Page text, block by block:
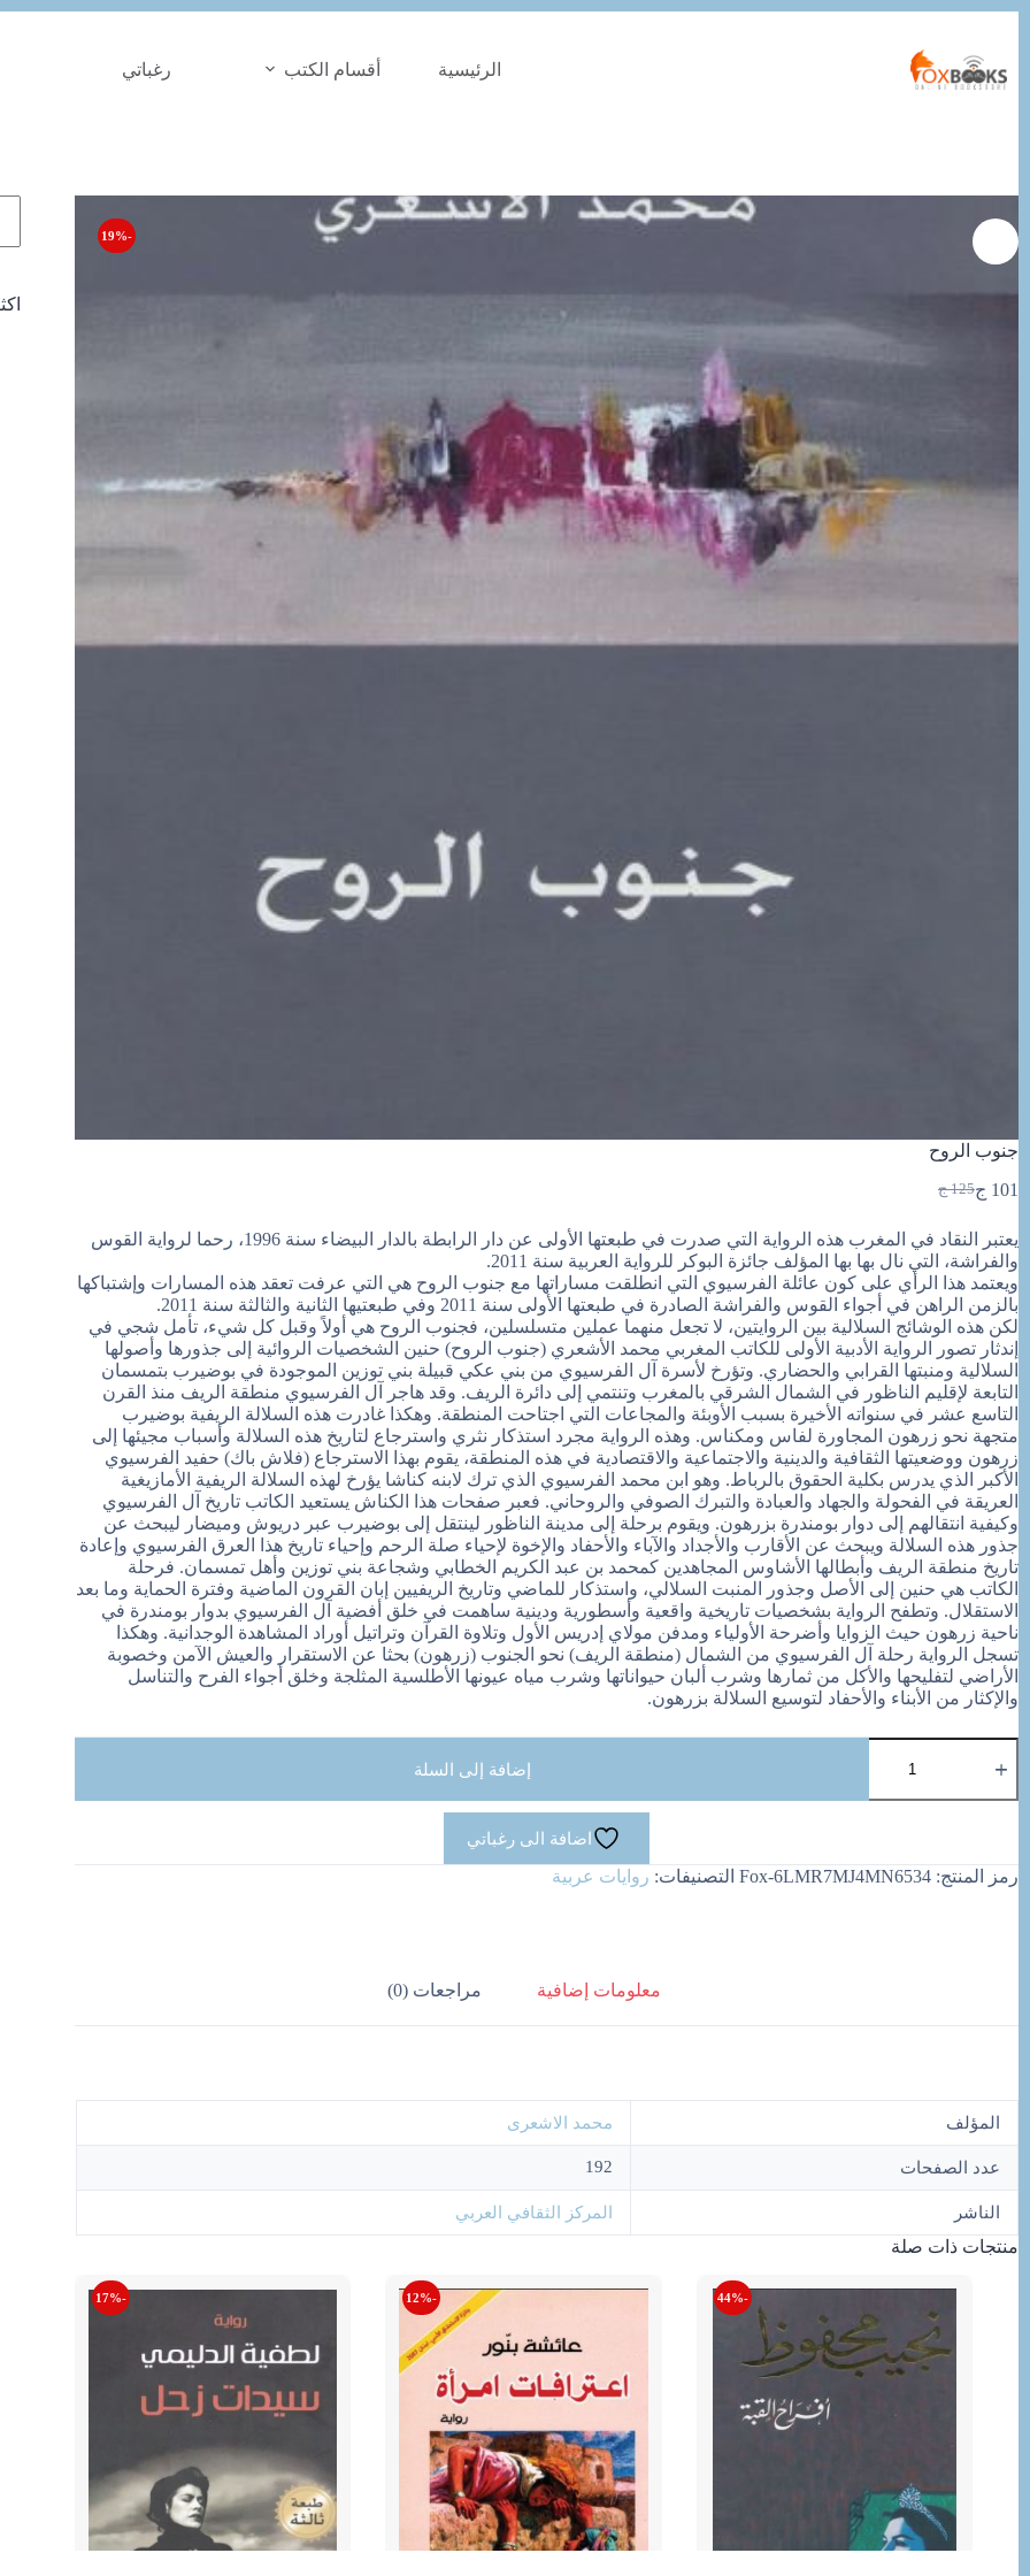
المحتوى
الرئيسية أقسام الكتب رغباتي
-19%
جنوب الروح
125 ج
السعر
هو:
125 ج.
101 جالسعر
هو:
101 ج.
يعتبر النقاد في المغرب هذه الرواية التي صدرت في طبعتها الأولى عن دار الرابطة بالدار البيضاء سنة 1996، رحما لرواية القوس
والفراشة، التي نال بها بها المؤلف جائزة البوكر للرواية العربية سنة 2011.
ويعتمد هذا الرأي على كون عائلة الفرسيوي التي انطلقت مساراتها مع جنوب الروح هي التي عرفت تعقد هذه المسارات وإشتباكها
بالزمن الراهن في أجواء القوس والفراشة الصادرة في طبعتها الأولى سنة 2011 وفي طبعتيها الثانية والثالثة سنة 2011.
لكن هذه الوشائج السلالية بين الروايتين، لا تجعل منهما عملين متسلسلين، فجنوب الروح هي أولاً وقبل كل شيء، تأمل شجي في
إندثار تصور الرواية الأدبية الأولى للكاتب المغربي محمد الأشعري (جنوب الروح) حنين الشخصيات الروائية إلى جذورها وأصولها
السلالية ومنبتها القرابي والحضاري. وتؤرخ لأسرة آل الفرسيوي من بني عكي قبيلة بني توزين الموجودة في بوضيرب بتمسمان
التابعة لإقليم الناظور في الشمال الشرقي بالمغرب وتنتمي إلى دائرة الريف. وقد هاجر آل الفرسيوي منطقة الريف منذ القرن
التاسع عشر في سنواته الأخيرة بسبب الأوبئة والمجاعات التي اجتاحت المنطقة. وهكذا غادرت هذه السلالة الريفية بوضيرب
متجهة نحو زرهون المجاورة لفاس ومكناس. وهذه الرواية مجرد استذكار نثري واسترجاع لتاريخ هذه السلالة وأسباب مجيئها إلى
زرهون ووضعيتها الثقافية والدينية والاجتماعية والاقتصادية في هذه المنطقة، يقوم بهذا الاسترجاع (فلاش باك) حفيد الفرسيوي
الأكبر الذي يدرس بكلية الحقوق بالرباط. وهو ابن محمد الفرسيوي الذي ترك لابنه كناشا يؤرخ لهذه السلالة الريفية الأمازيغية
العريقة في الفحولة والجهاد والعبادة والتبرك الصوفي والروحاني. فعبر صفحات هذا الكناش يستعيد الكاتب تاريخ آل الفرسيوي
وكيفية انتقالهم إلى دوار بومندرة بزرهون. ويقوم برحلة إلى مدينة الناظور لينتقل إلى بوضيرب عبر دريوش وميضار ليبحث عن
جذور هذه السلالة ويبحث عن الأقارب والأجداد والآباء والأحفاد والإخوة لإحياء صلة الرحم وإحياء تاريخ هذا العرق الفرسيوي وإعادة
تاريخ منطقة الريف وأبطالها الأشاوس المجاهدين كمحمد بن عبد الكريم الخطابي وشجاعة بني توزين وأهل تمسمان. فرحلة
الكاتب هي حنين إلى الأصل وجذور المنبت السلالي، واستذكار للماضي وتاريخ الريفيين إبان القرون الماضية وفترة الحماية وما بعد
الاستقلال. وتطفح الرواية بشخصيات تاريخية واقعية وأسطورية ودينية ساهمت في خلق أفضية آل الفرسيوي بدوار بومندرة في
ناحية زرهون حيث الزوايا وأضرحة الأولياء ومدفن مولاي إدريس الأول وتلاوة القرآن وتراتيل أوراد المشاهدة الوجدانية. وهكذا
تسجل الرواية رحلة آل الفرسيوي من الشمال (منطقة الريف) نحو الجنوب (زرهون) بحثا عن الاستقرار والعيش الآمن وخصوبة
الأراضي لتفليحها والأكل من ثمارها وشرب ألبان حيواناتها وشرب مياه عيونها الأطلسية المثلجة وخلق أجواء الفرح والتناسل
والإكثار من الأبناء والأحفاد لتوسيع السلالة بزرهون.
جنوب
إضافة إلى السلة
اضافة الى رغباتي
رمز المنتج: Fox-6LMR7MJ4MN6534 التصنيفات: روايات عربية
معلومات إضافية مراجعات (0)
المؤلف محمد الاشعرى
عدد الصفحات 192
الناشر المركز الثقافي العربي
منتجات ذات صلة
-44%
-12%
-17%